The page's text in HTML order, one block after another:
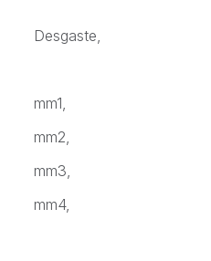
Desgaste,
mm1,
mm2,
mm3,
mm4,